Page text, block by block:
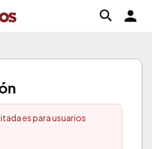
es para usuarios